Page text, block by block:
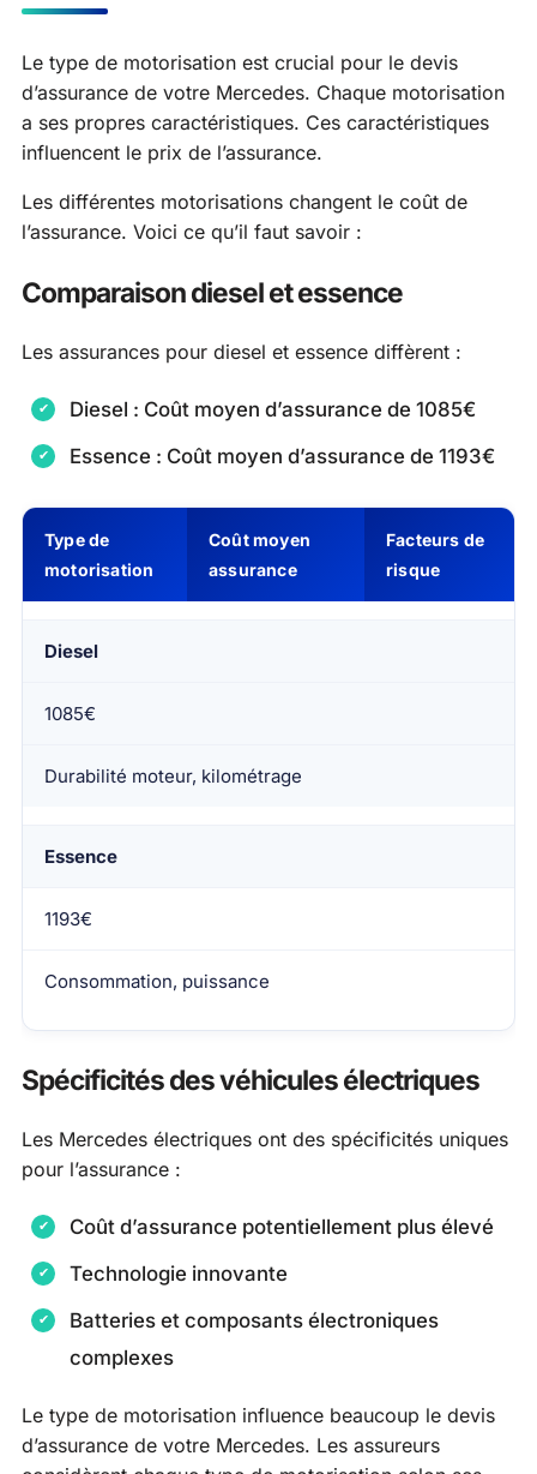
Le type de motorisation est crucial pour le devis
d’assurance de votre Mercedes. Chaque motorisation
a ses propres caractéristiques. Ces caractéristiques
influencent le prix de l’assurance.
Les différentes motorisations changent le coût de
l’assurance. Voici ce qu’il faut savoir :
Comparaison diesel et essence
Les assurances pour diesel et essence diffèrent :
Diesel : Coût moyen d’assurance de 1085€
Essence : Coût moyen d’assurance de 1193€
Type de
motorisation
Coût moyen
assurance
Facteurs de
risque
Diesel
1085€
Durabilité moteur, kilométrage
Essence
1193€
Consommation, puissance
Spécificités des véhicules électriques
Les Mercedes électriques ont des spécificités uniques
pour l’assurance :
Coût d’assurance potentiellement plus élevé
Technologie innovante
Batteries et composants électroniques
complexes
Le type de motorisation influence beaucoup le devis
d’assurance de votre Mercedes. Les assureurs